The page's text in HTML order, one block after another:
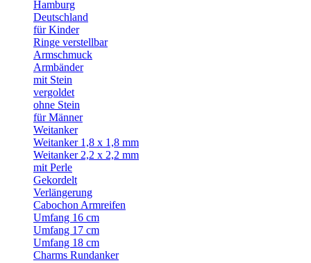
Hamburg
Deutschland
für Kinder
Ringe verstellbar
Armschmuck
Armbänder
mit Stein
vergoldet
ohne Stein
für Männer
Weitanker
Weitanker 1,8 x 1,8 mm
Weitanker 2,2 x 2,2 mm
mit Perle
Gekordelt
Verlängerung
Cabochon Armreifen
Umfang 16 cm
Umfang 17 cm
Umfang 18 cm
Charms Rundanker